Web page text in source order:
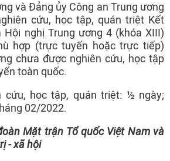
và Đảng ủy Công an Trung ương
cứu, học tập, quán triệt Kết
Hội nghị Trung ương 4 (khóa XIII)
hợp (trực tuyến hoặc trực tiếp)
chưa được nghiên cứu, học tập
toàn quốc.
cứu, học tập, quán triệt: ½ ngày;
02/2022.
Mặt trận Tổ quốc Việt Nam và
- xã hội